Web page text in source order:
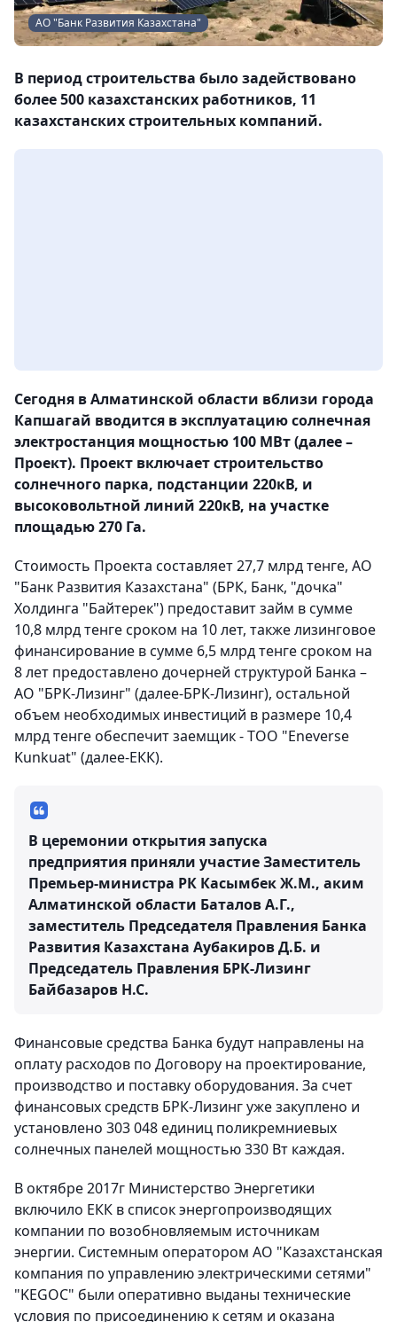
АО "Банк Развития Казахстана"
В период строительства было задействовано
более 500 казахстанских работников, 11
казахстанских строительных компаний.
Сегодня в Алматинской области вблизи города
Капшагай вводится в эксплуатацию солнечная
электростанция мощностью 100 МВт (далее –
Проект). Проект включает строительство
солнечного парка, подстанции 220кВ, и
высоковольтной линий 220кВ, на участке
площадью 270 Га.
Стоимость Проекта составляет 27,7 млрд тенге, АО
"Банк Развития Казахстана" (БРК, Банк, "дочка"
Холдинга "Байтерек") предоставит займ в сумме
10,8 млрд тенге сроком на 10 лет, также лизинговое
финансирование в сумме 6,5 млрд тенге сроком на
8 лет предоставлено дочерней структурой Банка –
АО "БРК-Лизинг" (далее-БРК-Лизинг), остальной
объем необходимых инвестиций в размере 10,4
млрд тенге обеспечит заемщик - ТОО "Eneverse
Kunkuat" (далее-ЕКК).
В церемонии открытия запуска
предприятия приняли участие Заместитель
Премьер-министра РК Касымбек Ж.М., аким
Алматинской области Баталов А.Г.,
заместитель Председателя Правления Банка
Развития Казахстана Аубакиров Д.Б. и
Председатель Правления БРК-Лизинг
Байбазаров Н.С.
Финансовые средства Банка будут направлены на
оплату расходов по Договору на проектирование,
производство и поставку оборудования. За счет
финансовых средств БРК-Лизинг уже закуплено и
установлено 303 048 единиц поликремниевых
солнечных панелей мощностью 330 Вт каждая.
В октябре 2017г Министерство Энергетики
включило ЕКК в список энергопроизводящих
компании по возобновляемым источникам
энергии. Системным оператором АО "Казахстанская
компания по управлению электрическими сетями"
"KEGOC" были оперативно выданы технические
условия по присоединению к сетям и оказана